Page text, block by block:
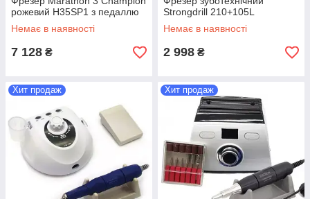
рожевий H35SP1 з педаллю
Немає в наявності
7 128 ₴
Strongdrill 210+105L
Немає в наявності
2 998 ₴
Хит продаж Хит продаж